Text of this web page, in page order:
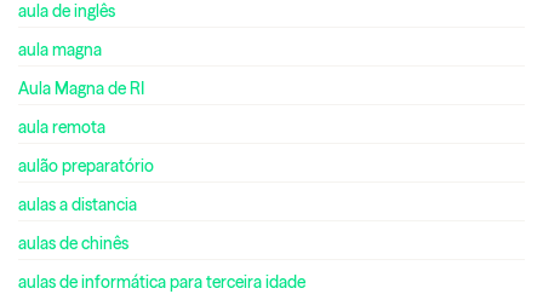
aula de inglês
aula magna
Aula Magna de RI
aula remota
aulão preparatório
aulas a distancia
aulas de chinês
aulas de informática para terceira idade